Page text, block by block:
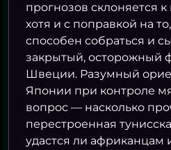
прогнозов склоняется
хотя и с поправкой на
способен собраться и
закрытый, осторожный
Швеции. Разумный
Японии при контроле
вопрос — насколько
перестроенная
удастся ли африканцам